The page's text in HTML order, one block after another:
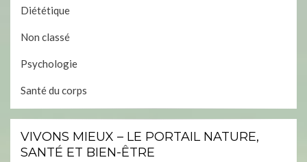
Diététique
Non classé
Psychologie
Santé du corps
VIVONS MIEUX – LE PORTAIL NATURE,
SANTÉ ET BIEN-ÊTRE